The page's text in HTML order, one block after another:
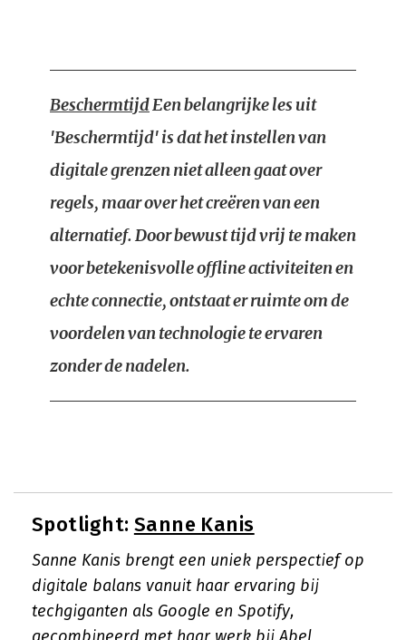
BeschermtijdEen belangrijke les uit
'Beschermtijd' is dat het instellen van
digitale grenzen niet alleen gaat over
regels, maar over het creëren van een
alternatief. Door bewust tijd vrij te maken
voor betekenisvolle offline activiteiten en
echte connectie, ontstaat er ruimte om de
voordelen van technologie te ervaren
zonder de nadelen.
Spotlight: Sanne Kanis
Sanne Kanis brengt een uniek perspectief op
digitale balans vanuit haar ervaring bij
techgiganten als Google en Spotify,